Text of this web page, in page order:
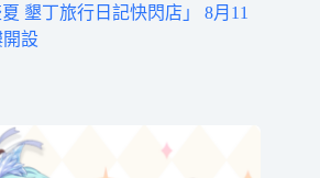
夏 墾丁旅行日記快閃店」 8月11
設